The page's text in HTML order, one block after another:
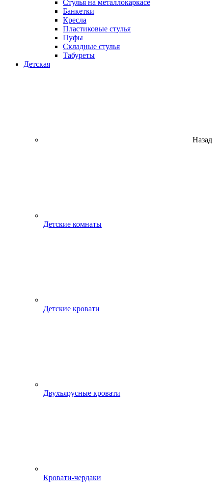
Стулья на металлокаркасе
Банкетки
Кресла
Пластиковые стулья
Пуфы
Складные стулья
Табуреты
Детская
Назад
Детские комнаты
Детские кровати
Двухъярусные кровати
Кровати-чердаки